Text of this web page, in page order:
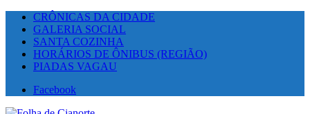
CRÔNICAS DA CIDADE
GALERIA SOCIAL
SANTA COZINHA
HORÁRIOS DE ÔNIBUS (REGIÃO)
PIADAS VAGAU
Facebook